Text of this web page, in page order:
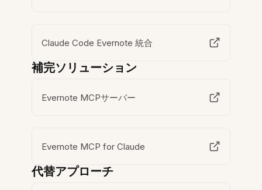
Claude Code Evernote 統合
補完ソリューション
Evernote MCPサーバー
Evernote MCP for Claude
代替アプローチ